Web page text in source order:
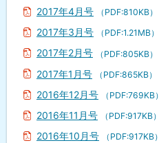
2017年4月号 （PDF:810KB）
2017年3月号 （PDF:1.21MB）
2017年2月号 （PDF:805KB）
2017年1月号 （PDF:865KB）
2016年12月号 （PDF:769KB）
2016年11月号 （PDF:917KB）
2016年10月号 （PDF:917KB）